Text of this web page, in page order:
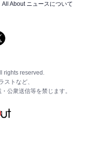
All About ニュースについて
rights reserved.
ストなど、
公衆送信等を禁じます。